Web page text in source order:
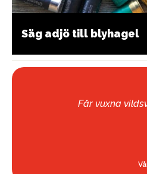
Säg adjö till blyhagel
Får vuxna